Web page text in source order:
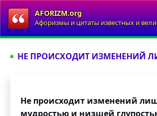
AFORIZM.org
Афоризмы и цитаты известных и
НЕ ПРОИСХОДИТ ИЗМЕНЕНИЙ
Не происходит изменений
мудростью и низшей